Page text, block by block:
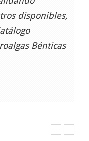
disponibles,
Bénticas